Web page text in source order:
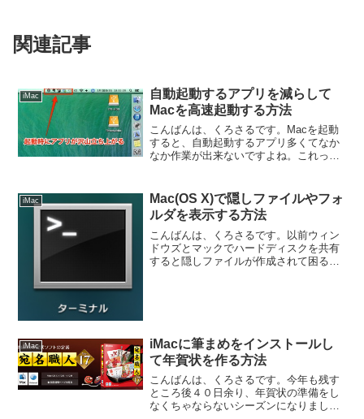
関連記事
iMac
自動起動するアプリを減らして
Macを高速起動する方法
こんばんは、くろさるです。Macを起動
すると、自動起動するアプリ多くてなか
なか作業が出来ないですよね。これっ
くなっているんですけど、全部のアプリ
が立ち上がらなくたってそ...
iMac
Mac(OS X)で隠しファイルやフォ
ルダを表示する方法
こんばんは、くろさるです。以前ウィン
ドウズとマックでハードディスクを共有
すると隠しファイルが作成されて困ると
iMac
iMacに筆まめをインストールし
て年賀状を作る方法
こんばんは、くろさるです。今年も残す
ところ後４０日余り、年賀状の準備をし
なくちゃならないシーズンになりました